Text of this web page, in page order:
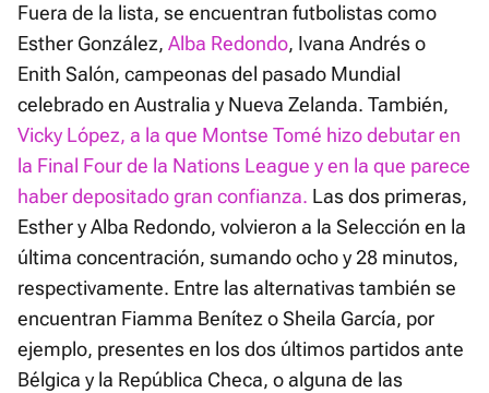
Fuera de la lista, se encuentran futbolistas como
Esther González, Alba Redondo, Ivana Andrés o
Enith Salón, campeonas del pasado Mundial
celebrado en Australia y Nueva Zelanda. También,
Vicky López, a la que Montse Tomé hizo debutar en
la Final Four de la Nations League y en la que parece
haber depositado gran confianza. Las dos primeras,
Esther y Alba Redondo, volvieron a la Selección en la
última concentración, sumando ocho y 28 minutos,
respectivamente. Entre las alternativas también se
encuentran Fiamma Benítez o Sheila García, por
ejemplo, presentes en los dos últimos partidos ante
Bélgica y la República Checa, o alguna de las